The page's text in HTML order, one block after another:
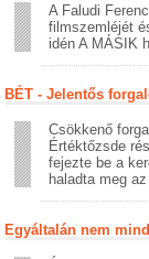
A Faludi
filmszemléjét
idén A MÁSIK
BÉT - Jelentős
Csökkenő
Értéktőzsde
fejezte be a
haladta meg
Egyáltalán nem